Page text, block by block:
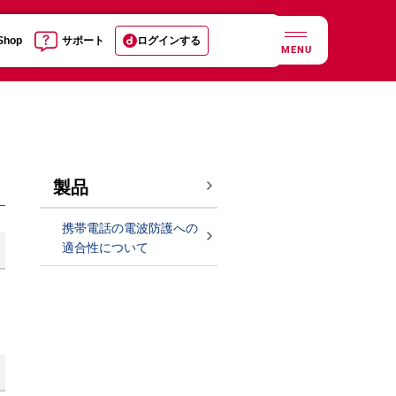
サポート ログインする
MENU
製品
携帯電話の電波防護への
適合性について